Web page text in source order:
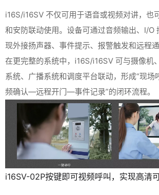
i16S/i16SV 不仅可用于语音或视频对讲，也
和安防联动使用。设备可通过音频输出、I/O
现外接扬声器、事件提示、报警触发和远程通
在更完整的系统中，i16S/i16SV 可与摄像机
系统、广播系统和调度平台联动，形成“现
频确认—远程开门—事件记录”的闭环流程。
i16SV-02P按键即可视频呼叫，实现高清可